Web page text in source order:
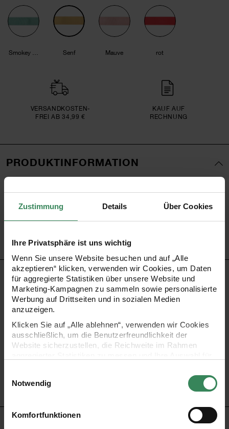
Zustimmung Details Über Cookies
Ihre Privatsphäre ist uns wichtig
Wenn Sie unsere Website besuchen und auf „Alle
akzeptieren“ klicken, verwenden wir Cookies, um Daten
für aggregierte Statistiken über unsere Website und
Marketing-Kampagnen zu sammeln sowie personalisierte
Werbung auf Drittseiten und in sozialen Medien
anzuzeigen.
Klicken Sie auf „Alle ablehnen“, verwenden wir Cookies
ausschließlich, um die Benutzerfreundlichkeit der
Website sicherzustellen, die Reichweite im Rahmen
Ihre Einwilligung ist freiwillig und kann jederzeit über den
Link „Cookie-Einstellungen“ im Fußbereich der Seite
verwendeten Technologien und den Empfängern der
Daten finden Sie in unserer Datenschutzerklärung.
Notwendig
Komfortfunktionen
Senf Mauve rot
VERSAND­KOSTEN­
FREI AB 34,99 €
KAUF AUF
RECHNUNG
PRODUKTINFORMATION
Artikel-Nr. 99001.91.14
Bestell-Nr. 3289297
PRODUKTBESCHREIBUNG
Setzen Sie Akzente! Als i-Tüpfelchen für Ihr Geschenk
- Material: 100% Polyester
- Länge: 3 m